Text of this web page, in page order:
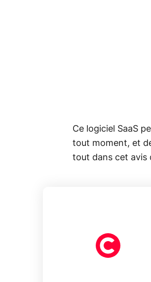
Ce logiciel SaaS
tout moment, et
tout dans cet avis